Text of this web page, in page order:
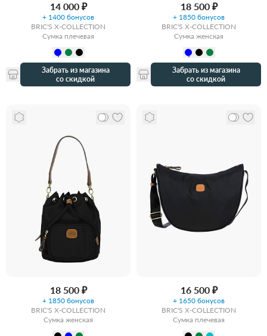
14 000 ₽
+ 1400 бонусов
BRIC'S X-COLLECTION
Сумка плечевая
Забрать из магазина
со скидкой
18 500 ₽
+ 1850 бонусов
BRIC'S X-COLLECTION
Сумка женская
Забрать из магазина
со скидкой
18 500 ₽
+ 1850 бонусов
BRIC'S X-COLLECTION
Сумка женская
16 500 ₽
+ 1650 бонусов
BRIC'S X-COLLECTION
Сумка плечевая